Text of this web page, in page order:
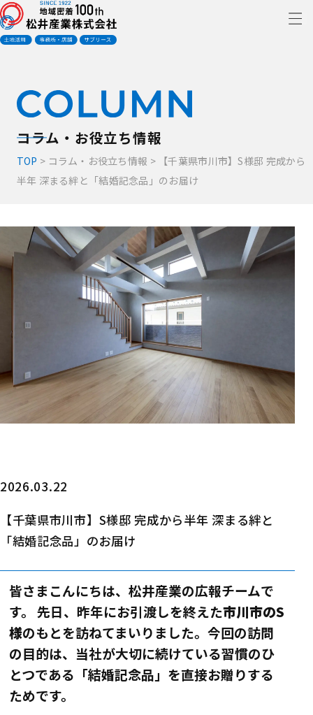
コラム・お役立ち情報
TOP > コラム・お役立ち情報 > 【千葉県市川市】S様邸 完成から
半年 深まる絆と「結婚記念品」のお届け
2026.03.22
【千葉県市川市】S様邸 完成から半年 深まる絆と
「結婚記念品」のお届け
皆さまこんにちは、松井産業の広報チームで
す。 先日、昨年にお引渡しを終えた市川市のS
様のもとを訪ねてまいりました。今回の訪問
の目的は、当社が大切に続けている習慣のひ
とつである「結婚記念品」を直接お贈りする
ためです。